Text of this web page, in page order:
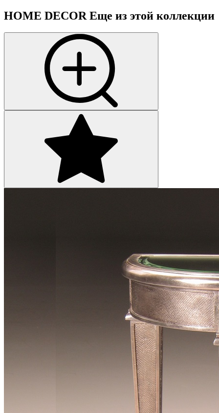
HOME DECOR Еще из этой коллекции